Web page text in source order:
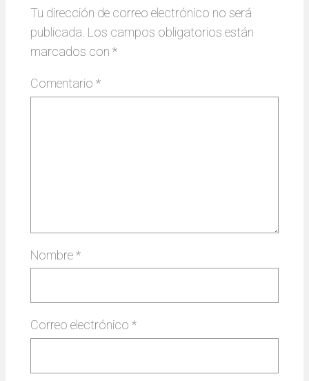
Tu dirección de correo electrónico no será
publicada. Los campos obligatorios están
marcados con *
Comentario *
Nombre*
Correo electrónico *